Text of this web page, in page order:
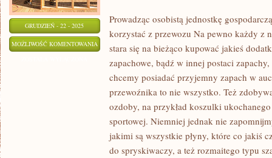
GRUDZIEŃ - 22 - 2025
MOŻLIWOŚĆ KOMENTOWANIA
PEWNOŚCIĄ
KAŻDY
NAS,
JEŚLI
POSIADA
SAMOCHÓD
Prowadząc osobistą jednostkę
korzystać z przewozu Na pewno każdy z
stara się na bieżąco kupować jakieś
zapachowe, bądź w innej postaci
chcemy posiadać przyjemny zapach w
przewoźnika to nie wszystko. Też
ozdoby, na przykład koszulki
sportowej. Niemniej jednak nie
jakimi są wszystkie płyny, które co jakiś
do spryskiwaczy, a też rozmaitego typu